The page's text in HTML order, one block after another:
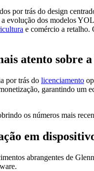
por trás do design
evolução dos modelos
e comércio a retalho.
atento sobre
por trás do licenciamento
garantindo um
em
abrangentes de